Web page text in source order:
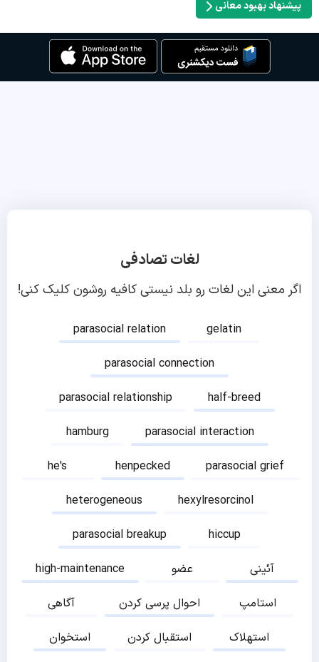
پیشنهاد بهبود معانی
لغات تصادفی
اگر معنی این لغات رو بلد نیستی کافیه روشون کلیک کنی!
parasocial relation
gelatin
parasocial connection
parasocial relationship
half-breed
hamburg
parasocial interaction
he's
henpecked
parasocial grief
heterogeneous
hexylresorcinol
parasocial breakup
hiccup
high-maintenance
عضو
آئینی
آگاهی
احوال پرسی کردن
استامپ
استخوان
استقبال کردن
استهلاک